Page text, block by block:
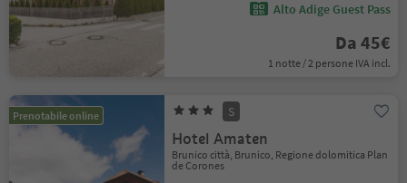
Alto Adige Guest Pass
Da 45€
1 notte / 2 persone IVA incl.
Prenotabile online S
Hotel Amaten
Brunico città, Brunico, Regione dolomitica Plan
de Corones